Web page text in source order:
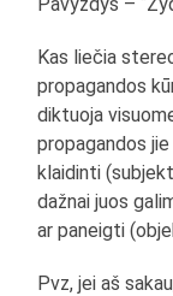
Kas liečia
propagandos
diktuoja
propagandos
klaidinti
dažnai juos
ar paneigti
Pvz, jei aš